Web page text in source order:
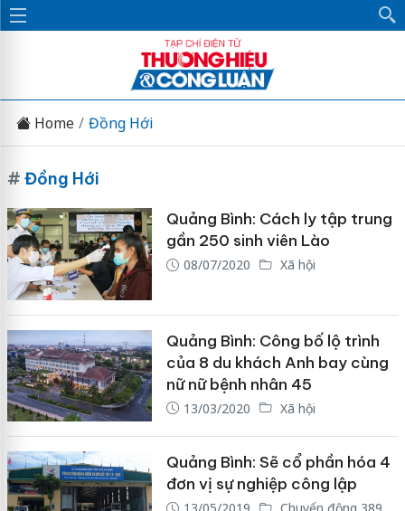
Home Đồng Hới
# Đồng Hới
Quảng Bình: Cách ly tập trung
gần 250 sinh viên Lào
08/07/2020 Xã hội
Quảng Bình: Công bố lộ trình
của 8 du khách Anh bay cùng
nữ nữ bệnh nhân 45
13/03/2020 Xã hội
Quảng Bình: Sẽ cổ phần hóa 4
đơn vị sự nghiệp công lập